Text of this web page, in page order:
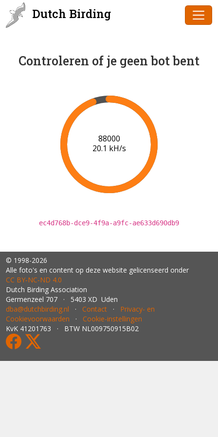
Dutch Birding
Controleren of je geen bot bent
89000
20.1 kH/s
ec4d768b-dce9-4f9a-a9fc-ae633d690db9
© 1998-2026
Alle foto's en content op deze website gelicenseerd onder
CC BY‑NC‑ND 4.0
Dutch Birding Association
Germenzeel 707 · 5403 XD Uden
dba@dutchbirding.nl · Contact · Privacy- en
Cookievoorwaarden · Cookie-instellingen
KvK 41201763 · BTW NL009750915B02